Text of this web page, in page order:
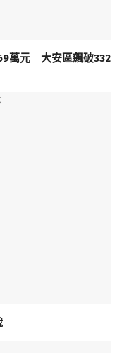
萬元 大安區飆破332